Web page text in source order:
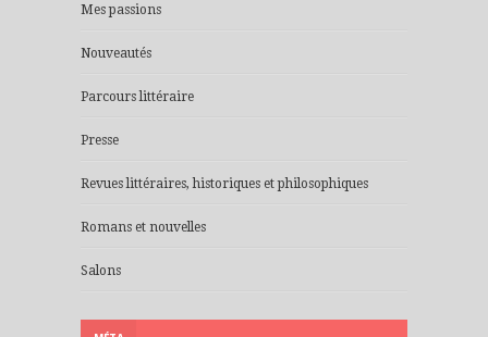
Mes passions
Nouveautés
Parcours littéraire
Presse
Revues littéraires, historiques et philosophiques
Romans et nouvelles
Salons